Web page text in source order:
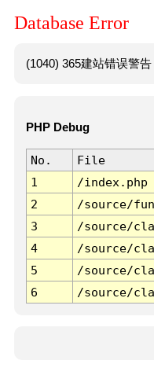
Database Error
(1040) 365建站错误警
PHP Debug
No. File
1
/index.php
2
/source/
3
/source/
4
/source/
5
/source/
6
/source/